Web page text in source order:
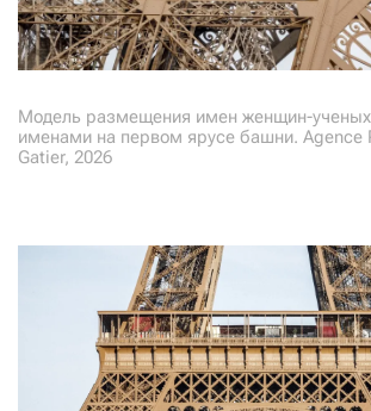
Модель размещения имен женщин-
именами на первом ярусе башни. Agence
Gatier, 2026